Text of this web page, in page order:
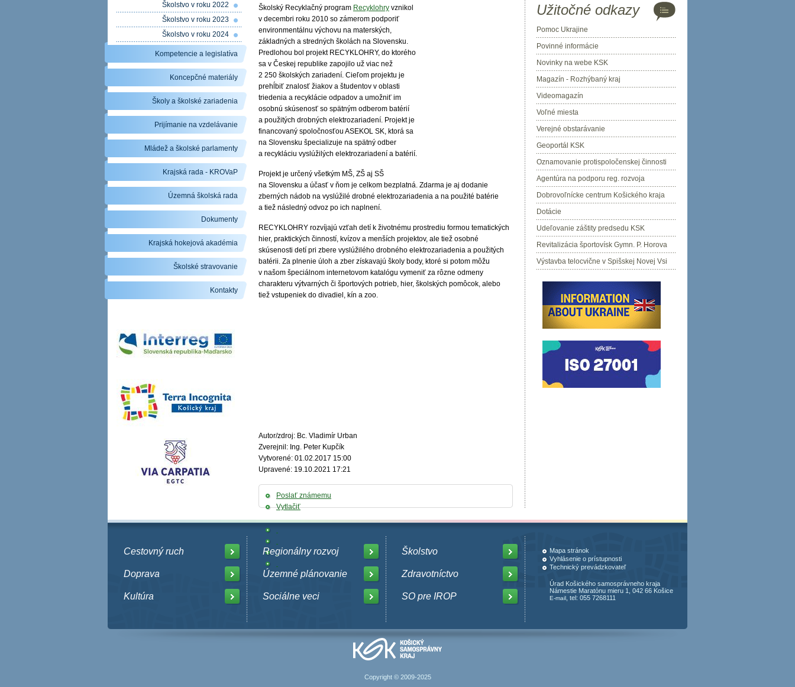
Školský Recyklačný program Recyklohry vznikol
v decembri roku 2010 so zámerom podporiť
environmentálnu výchovu na materských,
základných a stredných školách na Slovensku.
Predlohou bol projekt RECYKLOHRY, do ktorého
sa v Českej republike zapojilo už viac než
2 250 školských zariadení. Cieľom projektu je
prehĺbiť znalosť žiakov a študentov v oblasti
triedenia a recyklácie odpadov a umožniť im
osobnú skúsenosť so spätným odberom batérií
a použitých drobných elektrozariadení. Projekt je
financovaný spoločnosťou ASEKOL SK, ktorá sa
na Slovensku špecializuje na spätný odber
a recykláciu vyslúžilých elektrozariadení a batérií.
Projekt je určený všetkým MŠ, ZŠ aj SŠ
na Slovensku a účasť v ňom je celkom bezplatná. Zdarma je aj dodanie
zberných nádob na vyslúžilé drobné elektrozariadenia a na použité batérie
a tiež následný odvoz po ich naplnení.
RECYKLOHRY rozvíjajú vzťah detí k životnému prostrediu formou tematických
hier, praktických činností, kvízov a menších projektov, ale tiež osobné
skúsenosti detí pri zbere vyslúžilého drobného elektrozariadenia a použitých
batérii. Za plnenie úloh a zber získavajú školy body, ktoré si potom môžu
v našom špeciálnom internetovom katalógu vymeniť za rôzne odmeny
charakteru výtvarných či športových potrieb, hier, školských pomôcok, alebo
tiež vstupeniek do divadiel, kín a zoo.
Autor/zdroj: Bc. Vladimír Urban
Zverejnil: Ing. Peter Kupčík
Vytvorené: 01.02.2017 15:00
Upravené: 19.10.2021 17:21
Poslať známemu
Vytlačiť
Školstvo v roku 2022
Školstvo v roku 2023
Školstvo v roku 2024
Kompetencie a legislatíva
Koncepčné materiály
Školy a školské zariadenia
Prijímanie na vzdelávanie
Mládež a školské parlamenty
Krajská rada - KROVaP
Územná školská rada
Dokumenty
Krajská hokejová akadémia
Školské stravovanie
Kontakty
Užitočné odkazy
Pomoc Ukrajine
Povinné informácie
Novinky na webe KSK
Magazín - Rozhýbaný kraj
Videomagazín
Voľné miesta
Verejné obstarávanie
Geoportál KSK
Oznamovanie protispoločenskej činnosti
Agentúra na podporu reg. rozvoja
Dobrovoľnícke centrum Košického kraja
Dotácie
Udeľovanie záštity predsedu KSK
Revitalizácia športovísk Gymn. P. Horova
Výstavba telocvične v Spišskej Novej Vsi
Cestovný ruch
Doprava
Kultúra
Regionálny rozvoj
Územné plánovanie
Sociálne veci
Školstvo
Zdravotníctvo
SO pre IROP
Mapa stránok
Vyhlásenie o prístupnosti
Technický prevádzkovateľ
Úrad Košického samosprávneho kraja
Námestie Maratónu mieru 1, 042 66 Košice
E-mail , tel: 055 7268111
Copyright © 2009-2025